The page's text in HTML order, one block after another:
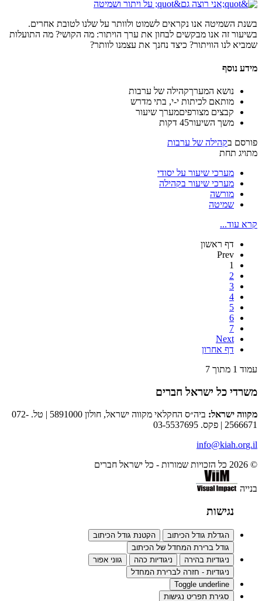
בשנת השמיטה אנו נקראים לשמוט ולוותר על שלנו לטובת אחרים.
בשיעור זה אנו מבקשים לבחון את ערך הויתור: מה הקושי? מה התועלות
שמביא לנו הוויתור? כיצד נחנך את עצמנו לוותר?
מידע נוסף
נושא המערךקהילה של ערבות
מותאם לכיתות י-י, בתי מדרש
קבצים מצורפיםמערך שיעור
משך השיעור45 דקות
פורסם בקהילה של ערבות
מתויג תחת
מערכי שיעור על יסודי
מערכי שיעור בקהילה
מורשה
שמיטה
קרא עוד...
דף ראשון
Prev
1
2
3
4
5
6
7
Next
דף אחרון
עמוד 1 מתוך 7
משרדי כל ישראל חברים
מקווה ישראל:
ביה״ס החקלאי מקווה ישראל, חולון 5891000 | טל. 072-
2566671 | פקס. 03-5537695
© 2026 כל הזכויות שמורות - כל ישראל חברים
בנייה
נגישות
הגדלת גודל הכיתוב
הקטנת גודל הכיתוב
גודל ברירת המחדל של הכיתוב
ניגודיות בהירה
ניגודיות כהה
גווני אפור
ניגודיות - חזרה לברירת המחדל
Toggle underline
סגירת תפריט נגישות